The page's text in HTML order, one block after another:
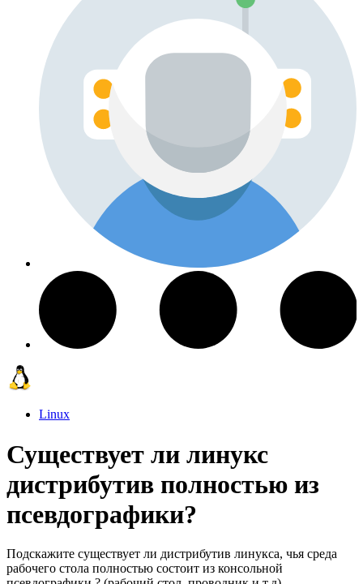
Linux
Существует ли линукс
дистрибутив полностью из
псевдографики?
Подскажите существует ли дистрибутив линукса, чья среда
рабочего стола полностью состоит из консольной